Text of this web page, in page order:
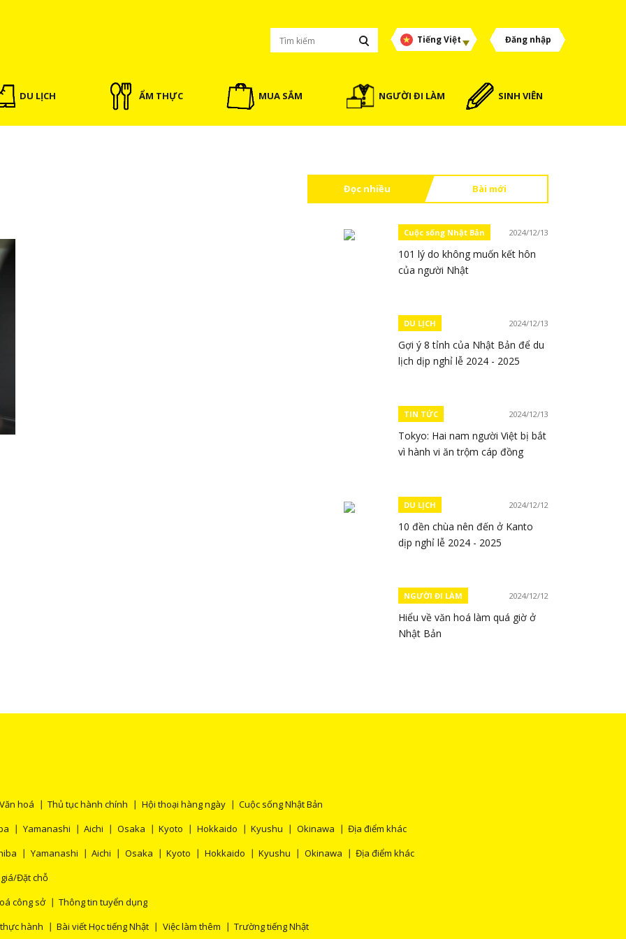
Tiếng Việt Đăng nhập
DU LỊCH ẨM THỰC MUA SẮM NGƯỜI ĐI LÀM SINH VIÊN
Đọc nhiều Bài mới
Cuộc sống Nhật Bản 2024/12/13
101 lý do không muốn kết hôn
của người Nhật
DU LỊCH 2024/12/13
Gợi ý 8 tỉnh của Nhật Bản để du
lịch dịp nghỉ lễ 2024 - 2025
TIN TỨC 2024/12/13
Tokyo: Hai nam người Việt bị bắt
vì hành vi ăn trộm cáp đồng
DU LỊCH 2024/12/12
10 đền chùa nên đến ở Kanto
dịp nghỉ lễ 2024 - 2025
NGƯỜI ĐI LÀM 2024/12/12
Hiểu về văn hoá làm quá giờ ở
Nhật Bản
Văn hoá Thủ tục hành chính Hội thoại hàng ngày
Cuộc sống Nhật Bản
Yamanashi Aichi Osaka Kyoto Hokkaido Kyushu Okinawa
Địa điểm khác
Yamanashi Aichi Osaka Kyoto Hokkaido Kyushu Okinawa
Địa điểm khác
Đặt chỗ
công sở
Thông tin tuyển dụng
hành Bài viết Học tiếng Nhật Việc làm thêm Trường tiếng Nhật